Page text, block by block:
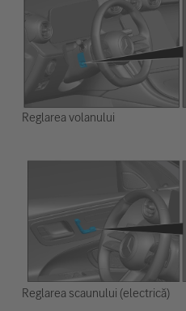
Reglarea volanului
Reglarea scaunului (electrică)